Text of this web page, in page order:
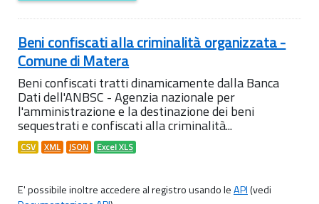
Beni confiscati alla criminalità organizzata -
Comune di Matera
Beni confiscati tratti dinamicamente dalla Banca
Dati dell'ANBSC - Agenzia nazionale per
l'amministrazione e la destinazione dei beni
sequestrati e confiscati alla criminalità...
CSV XML JSON Excel XLS
E' possibile inoltre accedere al registro usando leAPI(vedi